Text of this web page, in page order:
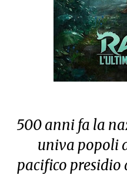
500 anni fa la
univa popoli
pacifico presidio